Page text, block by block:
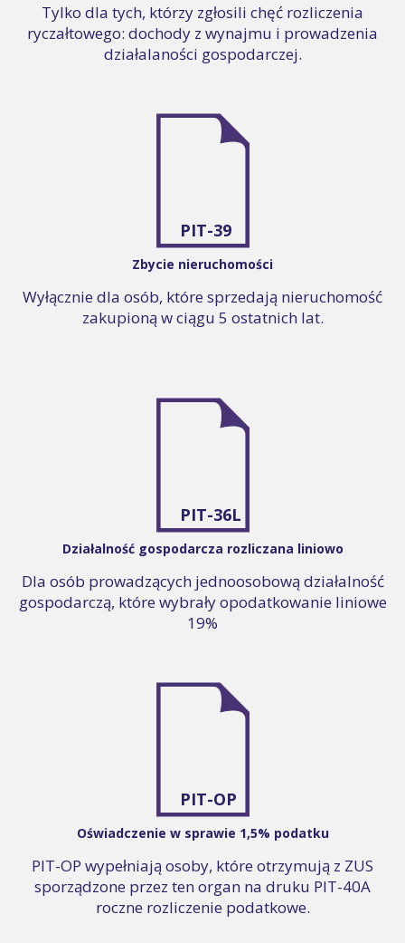
Tylko dla tych, którzy zgłosili chęć rozliczenia
ryczałtowego: dochody z wynajmu i prowadzenia
działalaności gospodarczej.
PIT-39
Zbycie nieruchomości
Wyłącznie dla osób, które sprzedają nieruchomość
zakupioną w ciągu 5 ostatnich lat.
PIT-36L
Działalność gospodarcza rozliczana liniowo
Dla osób prowadzących jednoosobową działalność
gospodarczą, które wybrały opodatkowanie liniowe
19%
PIT-OP
Oświadczenie w sprawie 1,5% podatku
PIT-OP wypełniają osoby, które otrzymują z ZUS
sporządzone przez ten organ na druku PIT-40A
roczne rozliczenie podatkowe.